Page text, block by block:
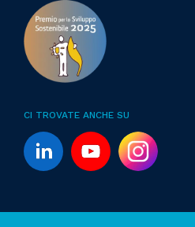
CI TROVATE ANCHE SU